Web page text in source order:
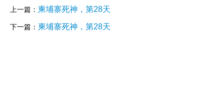
上一篇： 柬埔寨死神，第28天
下一篇： 柬埔寨死神，第28天